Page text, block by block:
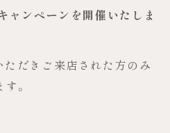
ャンペーンを開催いたしま
だきご来店された方のみ
。